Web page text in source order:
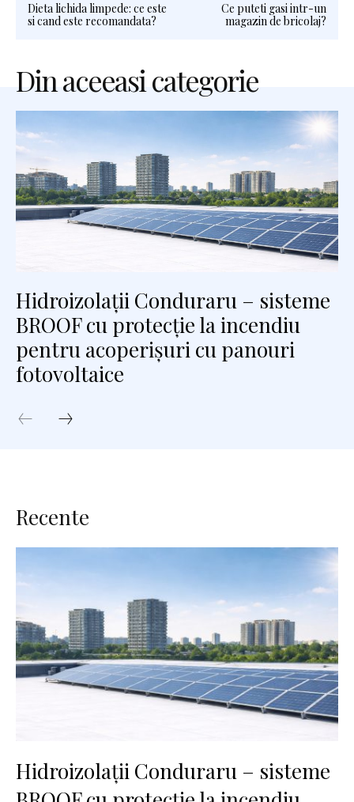
Dieta lichida limpede: ce este
si cand este recomandata?
Ce puteti gasi intr-un
magazin de bricolaj?
Din aceeasi categorie
Hidroizolații Conduraru – sisteme
BROOF cu protecție la incendiu
pentru acoperișuri cu panouri
fotovoltaice
Recente
Hidroizolații Conduraru – sisteme